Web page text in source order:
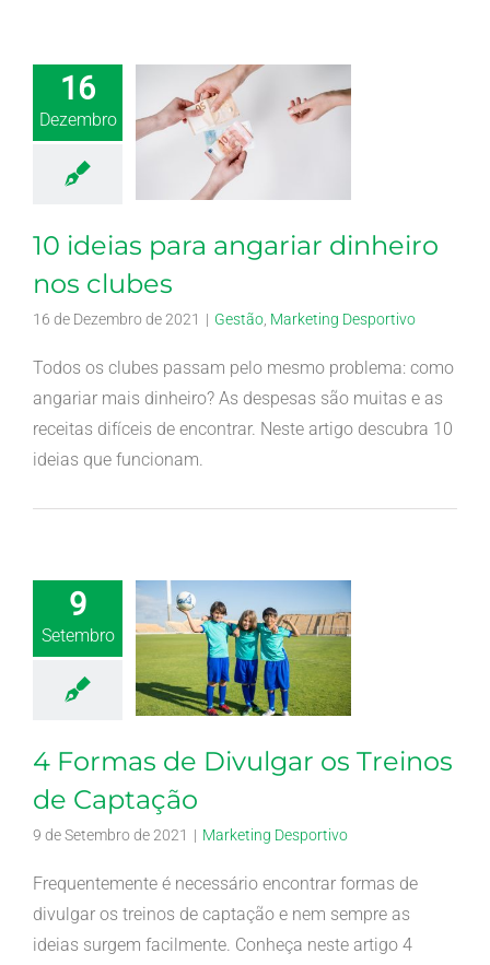
16
Dezembro
10 ideias para angariar dinheiro
nos clubes
16 de Dezembro de 2021 | Gestão Marketing Desportivo
Todos os clubes passam pelo mesmo problema: como
angariar mais dinheiro? As despesas são muitas e as
receitas difíceis de encontrar. Neste artigo descubra 10
ideias que funcionam.
9
Setembro
4 Formas de Divulgar os Treinos
de Captação
9 de Setembro de 2021 | Marketing Desportivo
Frequentemente é necessário encontrar formas de
divulgar os treinos de captação e nem sempre as
ideias surgem facilmente. Conheça neste artigo 4